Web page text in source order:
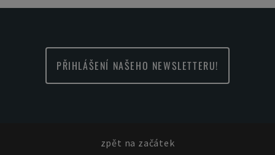
PŘIHLÁŠENÍ NAŠEHO NEWSLETTERU!
zpět na začátek